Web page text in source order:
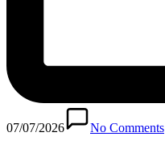
07/07/2026 No Comments